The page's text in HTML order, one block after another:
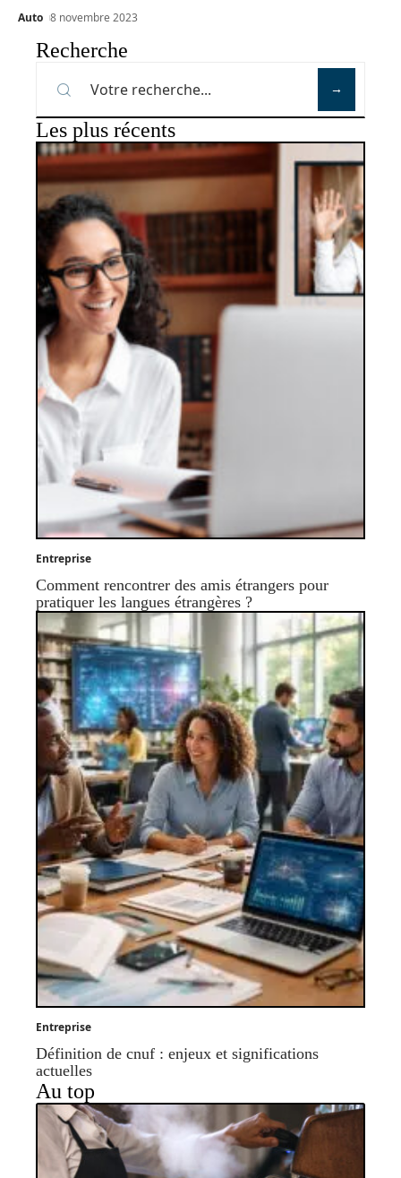
Auto 8 novembre 2023
Recherche
Les plus récents
Entreprise
Comment rencontrer des amis étrangers pour
pratiquer les langues étrangères ?
Entreprise
Définition de cnuf : enjeux et significations
actuelles
Au top